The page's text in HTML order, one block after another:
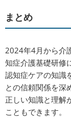
まとめ
2024年4月から介
知症介護基礎研修
認知症ケアの知識
との信頼関係を深
正しい知識と理解
こともできます。